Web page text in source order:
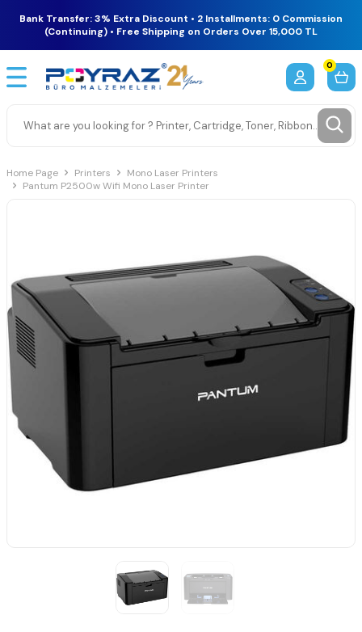
Bank Transfer: 3% Extra Discount • 2 Installments: 0 Commission
(Continuing) • Free Shipping on Orders Over 15,000 TL
0
Home Page Printers
Mono Laser Printers
Pantum P2500w Wifi Mono Laser Printer